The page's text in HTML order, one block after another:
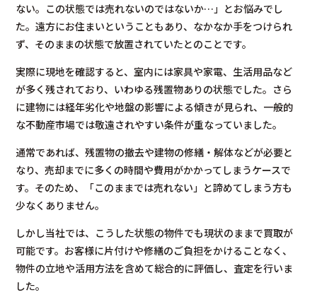
ない。この状態では売れないのではないか…」とお悩みでし
た。遠方にお住まいということもあり、なかなか手をつけられ
ず、そのままの状態で放置されていたとのことです。
実際に現地を確認すると、室内には家具や家電、生活用品など
が多く残されており、いわゆる残置物ありの状態でした。さら
に建物には経年劣化や地盤の影響による傾きが見られ、一般的
な不動産市場では敬遠されやすい条件が重なっていました。
通常であれば、残置物の撤去や建物の修繕・解体などが必要と
なり、売却までに多くの時間や費用がかかってしまうケースで
す。そのため、「このままでは売れない」と諦めてしまう方も
少なくありません。
しかし当社では、こうした状態の物件でも現状のままで買取が
可能です。お客様に片付けや修繕のご負担をかけることなく、
物件の立地や活用方法を含めて総合的に評価し、査定を行いま
した。